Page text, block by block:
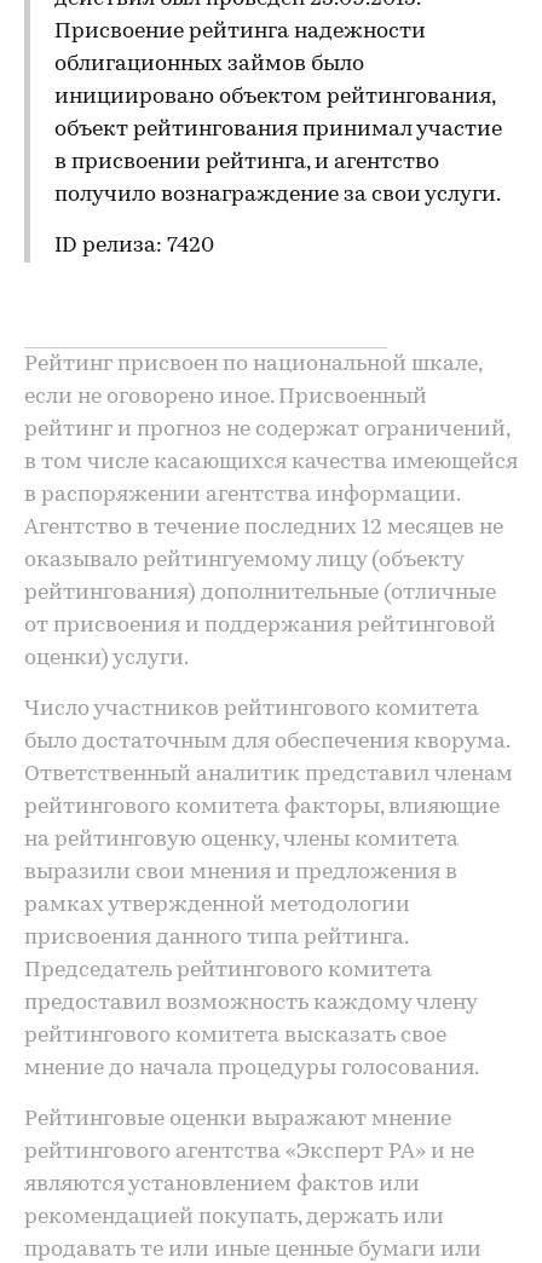
Присвоение рейтинга надежности
облигационных займов было
инициировано объектом рейтингования,
объект рейтингования принимал участие
в присвоении рейтинга, и агентство
получило вознаграждение за свои услуги.
ID релиза: 7420
Рейтинг присвоен по национальной шкале,
если не оговорено иное. Присвоенный
рейтинг и прогноз не содержат ограничений,
в том числе касающихся качества имеющейся
в распоряжении агентства информации.
Агентство в течение последних 12 месяцев не
оказывало рейтингуемому лицу (объекту
рейтингования) дополнительные (отличные
от присвоения и поддержания рейтинговой
оценки) услуги.
Число участников рейтингового комитета
было достаточным для обеспечения кворума.
Ответственный аналитик представил членам
рейтингового комитета факторы, влияющие
на рейтинговую оценку, члены комитета
выразили свои мнения и предложения в
рамках утвержденной методологии
присвоения данного типа рейтинга.
Председатель рейтингового комитета
предоставил возможность каждому члену
рейтингового комитета высказать свое
мнение до начала процедуры голосования.
Рейтинговые оценки выражают мнение
рейтингового агентства «Эксперт РА» и не
являются установлением фактов или
рекомендацией покупать, держать или
продавать те или иные ценные бумаги или